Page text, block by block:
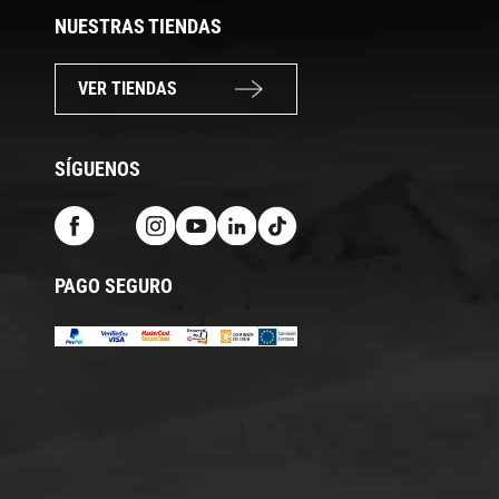
NUESTRAS TIENDAS
VER TIENDAS
SÍGUENOS
PAGO SEGURO